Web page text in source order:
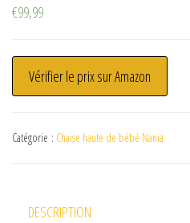
€99,99
Vérifier le prix sur Amazon
Catégorie : Chaise haute de bébé Nania
DESCRIPTION